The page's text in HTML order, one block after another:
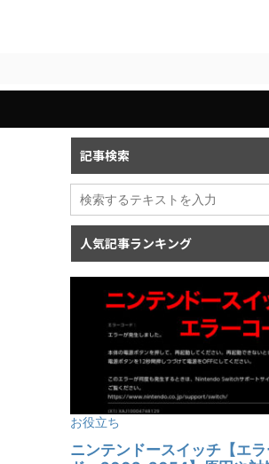
記事検索
人気記事ランキング